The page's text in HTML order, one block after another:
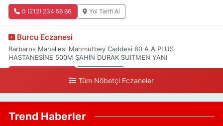
0 (212) 234 56 66 Yol Tarifi Al
Burcu Eczanesi
Barbaros Mahallesi Mahmutbey Caddesi 80 A A PLUS
HASTANESİNE 500M ŞAHİN DURAK SUITMEN YANI
Akşemsettin Mahallesi Akdeniz Caddesi No:12 A
41.01948179055185, 28.946705949073934
Tüm Nöbetçi Eczaneler
Trend Haberler